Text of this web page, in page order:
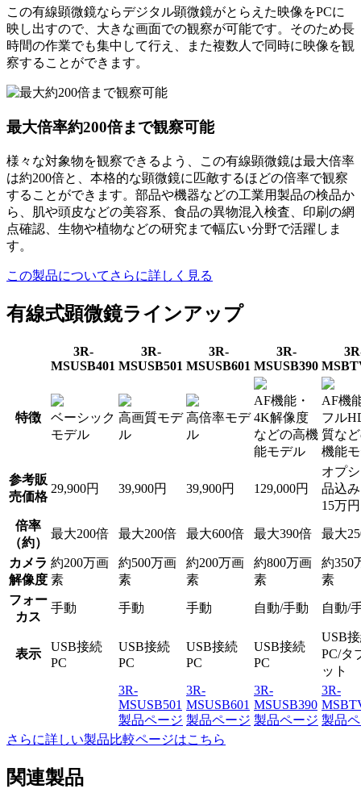
この有線顕微鏡ならデジタル顕微鏡がとらえた映像をPCに
映し出すので、大きな画面での観察が可能です。そのため長
時間の作業でも集中して行え、また複数人で同時に映像を観
察することができます。
最大倍率約200倍まで観察可能
様々な対象物を観察できるよう、この有線顕微鏡は最大倍率
は約200倍と、本格的な顕微鏡に匹敵するほどの倍率で観察
することができます。部品や機器などの工業用製品の検品か
ら、肌や頭皮などの美容系、食品の異物混入検査、印刷の網
点確認、生物や植物などの研究まで幅広い分野で活躍しま
す。
この製品についてさらに詳しく見る
有線式顕微鏡ラインアップ
3R-
MSUSB401
3R-
MSUSB501
3R-
MSUSB601
3R-
MSUSB390
特徴
ベーシック
モデル
高画質モデ
ル
高倍率モデ
ル
AF機能・
4K解像度
などの高機
能モデル
AF機
フル
質な
機能
参考販
売価格
29,900円 39,900円 39,900円 129,000円
オプ
品込み
15万
倍率
（約）
最大200倍 最大200倍 最大600倍 最大390倍 最大
カメラ
解像度
約200万画
素
約500万画
素
約200万画
素
約800万画
素
約350
素
フォー
カス
手動 手動 手動 自動/手動 自動/
表示
USB接続
PC
USB接続
PC
USB接続
PC
USB接続
PC
USB
PC/タ
ット
3R-
MSUSB501
製品ページ
3R-
MSUSB601
製品ページ
3R-
MSUSB390
製品ページ
3R-
製品
さらに詳しい製品比較ページはこちら
関連製品